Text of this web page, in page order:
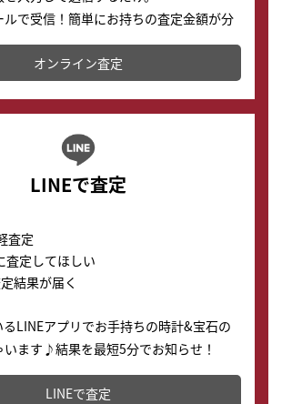
で受信！簡単にお持ちの査定金額が分
オンライン査定
LINEで査定
査定
査定してほしい
結果が届く
LINEアプリでお手持ちの時計&宝石の
ます♪結果を最短5分でお知らせ！
に査定金額を知ることが出来ます。
LINEで査定